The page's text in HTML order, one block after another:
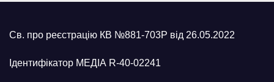
Св. про реєстрацію КВ №881-703Р від 26.05.2022
Ідентифікатор МЕДІА R-40-02241